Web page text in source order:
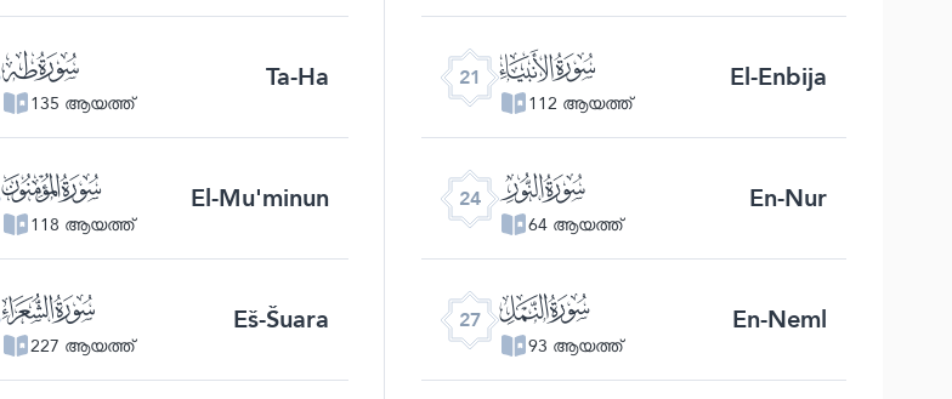
ﮠ
135 ആയത്ത്
Ta-Ha 21 ﮡ
112 ആയത്ത്
El-Enbija
ﮣ
118 ആയത്ത്
El-Mu'minun 24 ﮤ
64 ആയത്ത്
En-Nur
ﮦ
227 ആയത്ത്
Eš-Šuara 27 ﮧ
93 ആയത്ത്
En-Neml